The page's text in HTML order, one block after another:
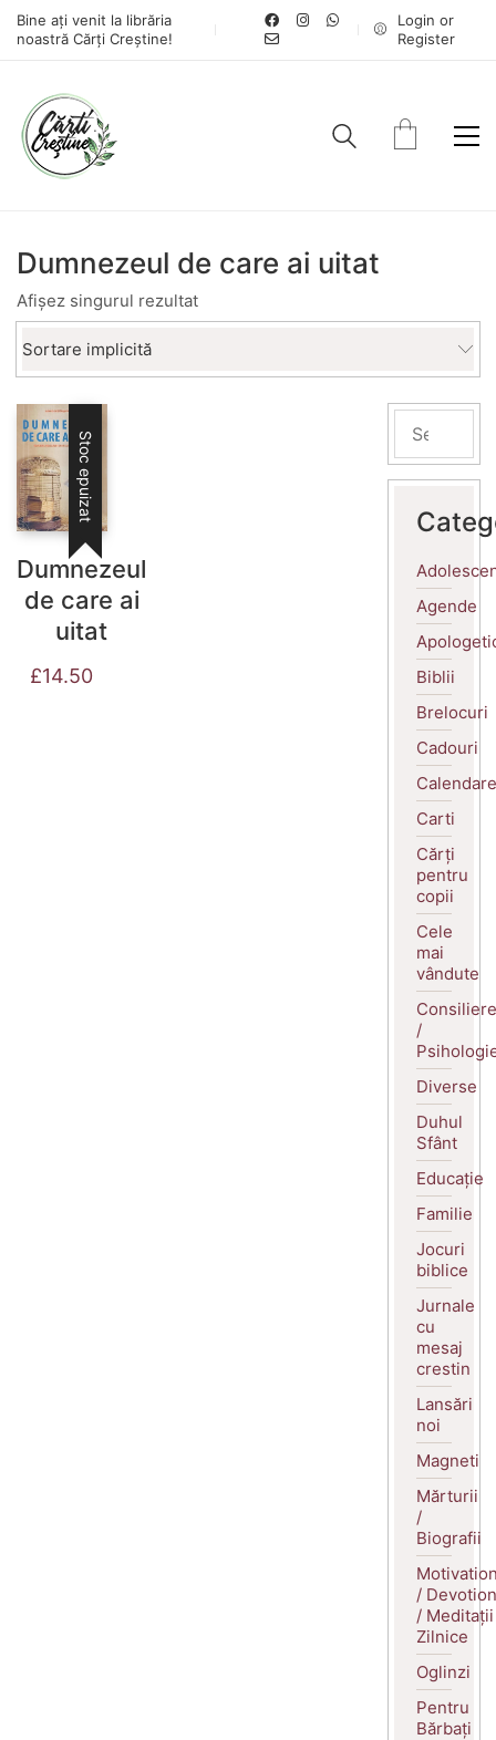
Bine ați venit la librăria
noastră Cărți Creștine!
Login or
Register
Dumnezeul de care ai uitat
Afișez singurul rezultat
Sortare implicită
Stoc epuizat
Dumnezeul
de care ai
uitat
£14.50
Agende
Biblii
Brelocuri
Cadouri
Calendare
Carti
Cărți
pentru
copii
Cele
mai
vândute
Consiliere
/
Diverse
Duhul
Sfânt
Educație
Familie
Jocuri
biblice
Jurnale
cu
mesaj
crestin
Lansări
noi
Magneti
Mărturii
/
Biografii
/
/ Meditații
Zilnice
Oglinzi
Pentru
Bărbați